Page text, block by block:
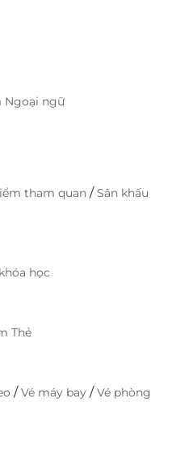
cho các món
các voucher quà tặng
giúp bạn có thể mua
lễ hội hoặc sự kiện
cơ hội để bạn dễ dàng
có giá trị và có trách
Ngoại ngữ
tham quan /Sân khấu
học
Thẻ
/Vé máy bay /Vé phòng